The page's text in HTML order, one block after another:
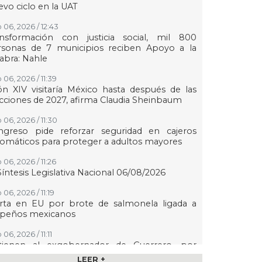
ciclo en la UAT
06, 2026 / 12:43
con justicia social, mil 800
de 7 municipios reciben Apoyo a la
Nahle
2026 / 11:39
XIV visitaría México hasta después de las
de 2027, afirma Claudia Sheinbaum
06, 2026 / 11:30
pide reforzar seguridad en cajeros
para proteger a adultos mayores
2026 / 11:26
Legislativa Nacional 06/08/2026
2026 / 11:19
en EU por brote de salmonela ligada a
mexicanos
2026 / 11:11
al exgobernador de Guerrero, por
evidencia del caso Ayotzinapa
LEER +